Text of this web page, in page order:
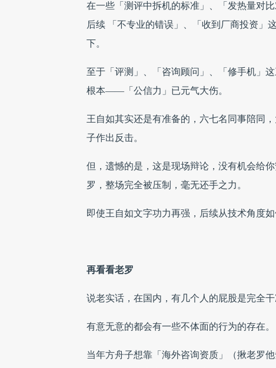
在一些「测评中拆机的标准」、「发热量对
后续 「不专业的错误」、「收到厂商投资」
下。
至于「评测」、「咨询顾问」、「修手机」
根本——「公信力」已元气大伤。
王自如其实还是有准备的，六七名同事陪同
子作出反击。
但，遗憾的是，这是现场辩论，没有机会给
罗，整场完全被压制，毫无还手之力。
即使王自如文字功力再强，后续从技术角度
再看看老罗
说老实话，在国内，有几个人的屁股是完全干
有意无意的都会有一些不体面的行为的存在。
当年方舟子想靠「海外咨询资质」（揪老罗